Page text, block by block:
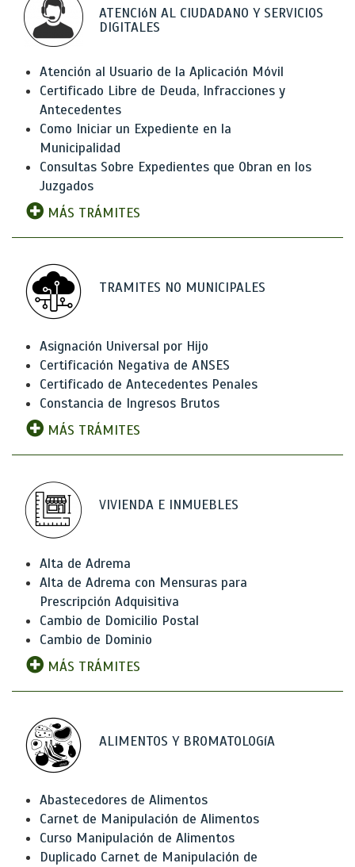
ATENCIóN AL CIUDADANO Y SERVICIOS
DIGITALES
Atención al Usuario de la Aplicación Móvil
Certificado Libre de Deuda, Infracciones y
Antecedentes
Como Iniciar un Expediente en la
Municipalidad
Consultas Sobre Expedientes que Obran en los
Juzgados
MÁS TRÁMITES
TRAMITES NO MUNICIPALES
Asignación Universal por Hijo
Certificación Negativa de ANSES
Certificado de Antecedentes Penales
Constancia de Ingresos Brutos
MÁS TRÁMITES
VIVIENDA E INMUEBLES
Alta de Adrema
Alta de Adrema con Mensuras para
Prescripción Adquisitiva
Cambio de Domicilio Postal
Cambio de Dominio
MÁS TRÁMITES
ALIMENTOS Y BROMATOLOGíA
Abastecedores de Alimentos
Carnet de Manipulación de Alimentos
Curso Manipulación de Alimentos
Duplicado Carnet de Manipulación de